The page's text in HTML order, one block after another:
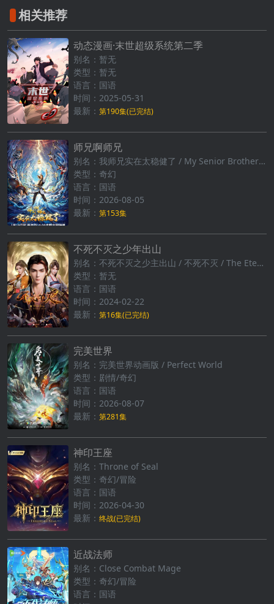
相关推荐
动态漫画·末世超级系统第二季
别名：暂无
类型：暂无
语言：国语
时间：2025-05-31
最新： 第190集(已完结)
师兄啊师兄
别名：我师兄实在太稳健了 / My Senior Brother is Too Steady
类型：奇幻
语言：国语
时间：2026-08-05
最新： 第153集
不死不灭之少年出山
别名：不死不灭之少主出山 / 不死不灭‎ / The Eternal Strife
类型：暂无
语言：国语
时间：2024-02-22
最新： 第16集(已完结)
完美世界
别名：完美世界动画版 / Perfect World
类型：剧情/奇幻
语言：国语
时间：2026-08-07
最新： 第281集
神印王座
别名：Throne of Seal
类型：奇幻/冒险
语言：国语
时间：2026-04-30
最新： 终战(已完结)
近战法师
别名：Close Combat Mage
类型：奇幻/冒险
语言：国语